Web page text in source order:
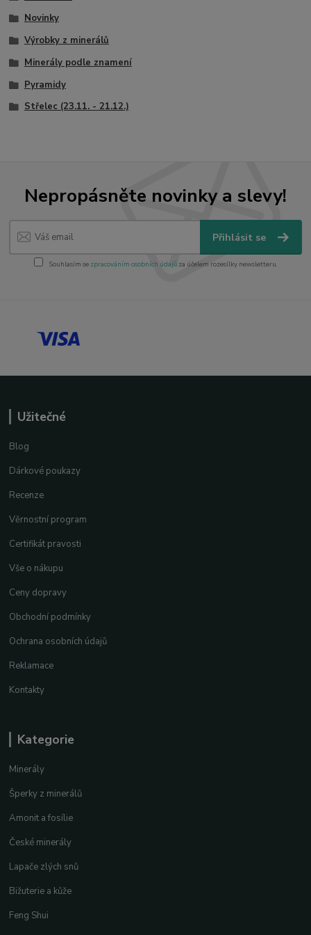
Novinky
Výrobky z minerálů
Minerály podle znamení
Pyramidy
Střelec (23.11. - 21.12.)
Nepropásněte novinky a slevy!
Přihlásit se
Souhlasím se zpracováním osobních údajůza účelem rozesílky newsletteru.
Užitečné
Blog
Dárkové poukazy
Recenze
Věrnostní program
Certifikát pravosti
Vše o nákupu
Ceny dopravy
Obchodní podmínky
Ochrana osobních údajů
Reklamace
Kontakty
Kategorie
Minerály
Šperky z minerálů
Amonit a fosílie
České minerály
Lapače zlých snů
Bižuterie a kůže
Feng Shui